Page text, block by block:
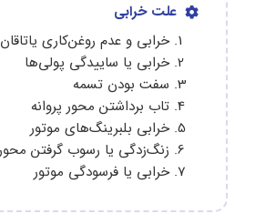
علت خرابی
خرابی و عدم روغن‌کاری
خرابی یا ساییدگی پولی‌ها
سفت بودن تسمه
تاب برداشتن محور پروانه
خرابی بلبرینگ‌های موتور
زنگ‌زدگی یا رسوب گرفتن محور
خرابی یا فرسودگی موتور